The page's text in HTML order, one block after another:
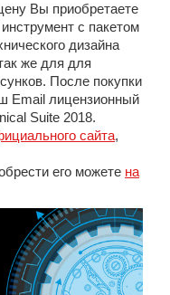
Вы приобретаете
с пакетом
дизайна
же для для
После покупки
Email лицензионный
Suite 2018.
сайта,
его можете на